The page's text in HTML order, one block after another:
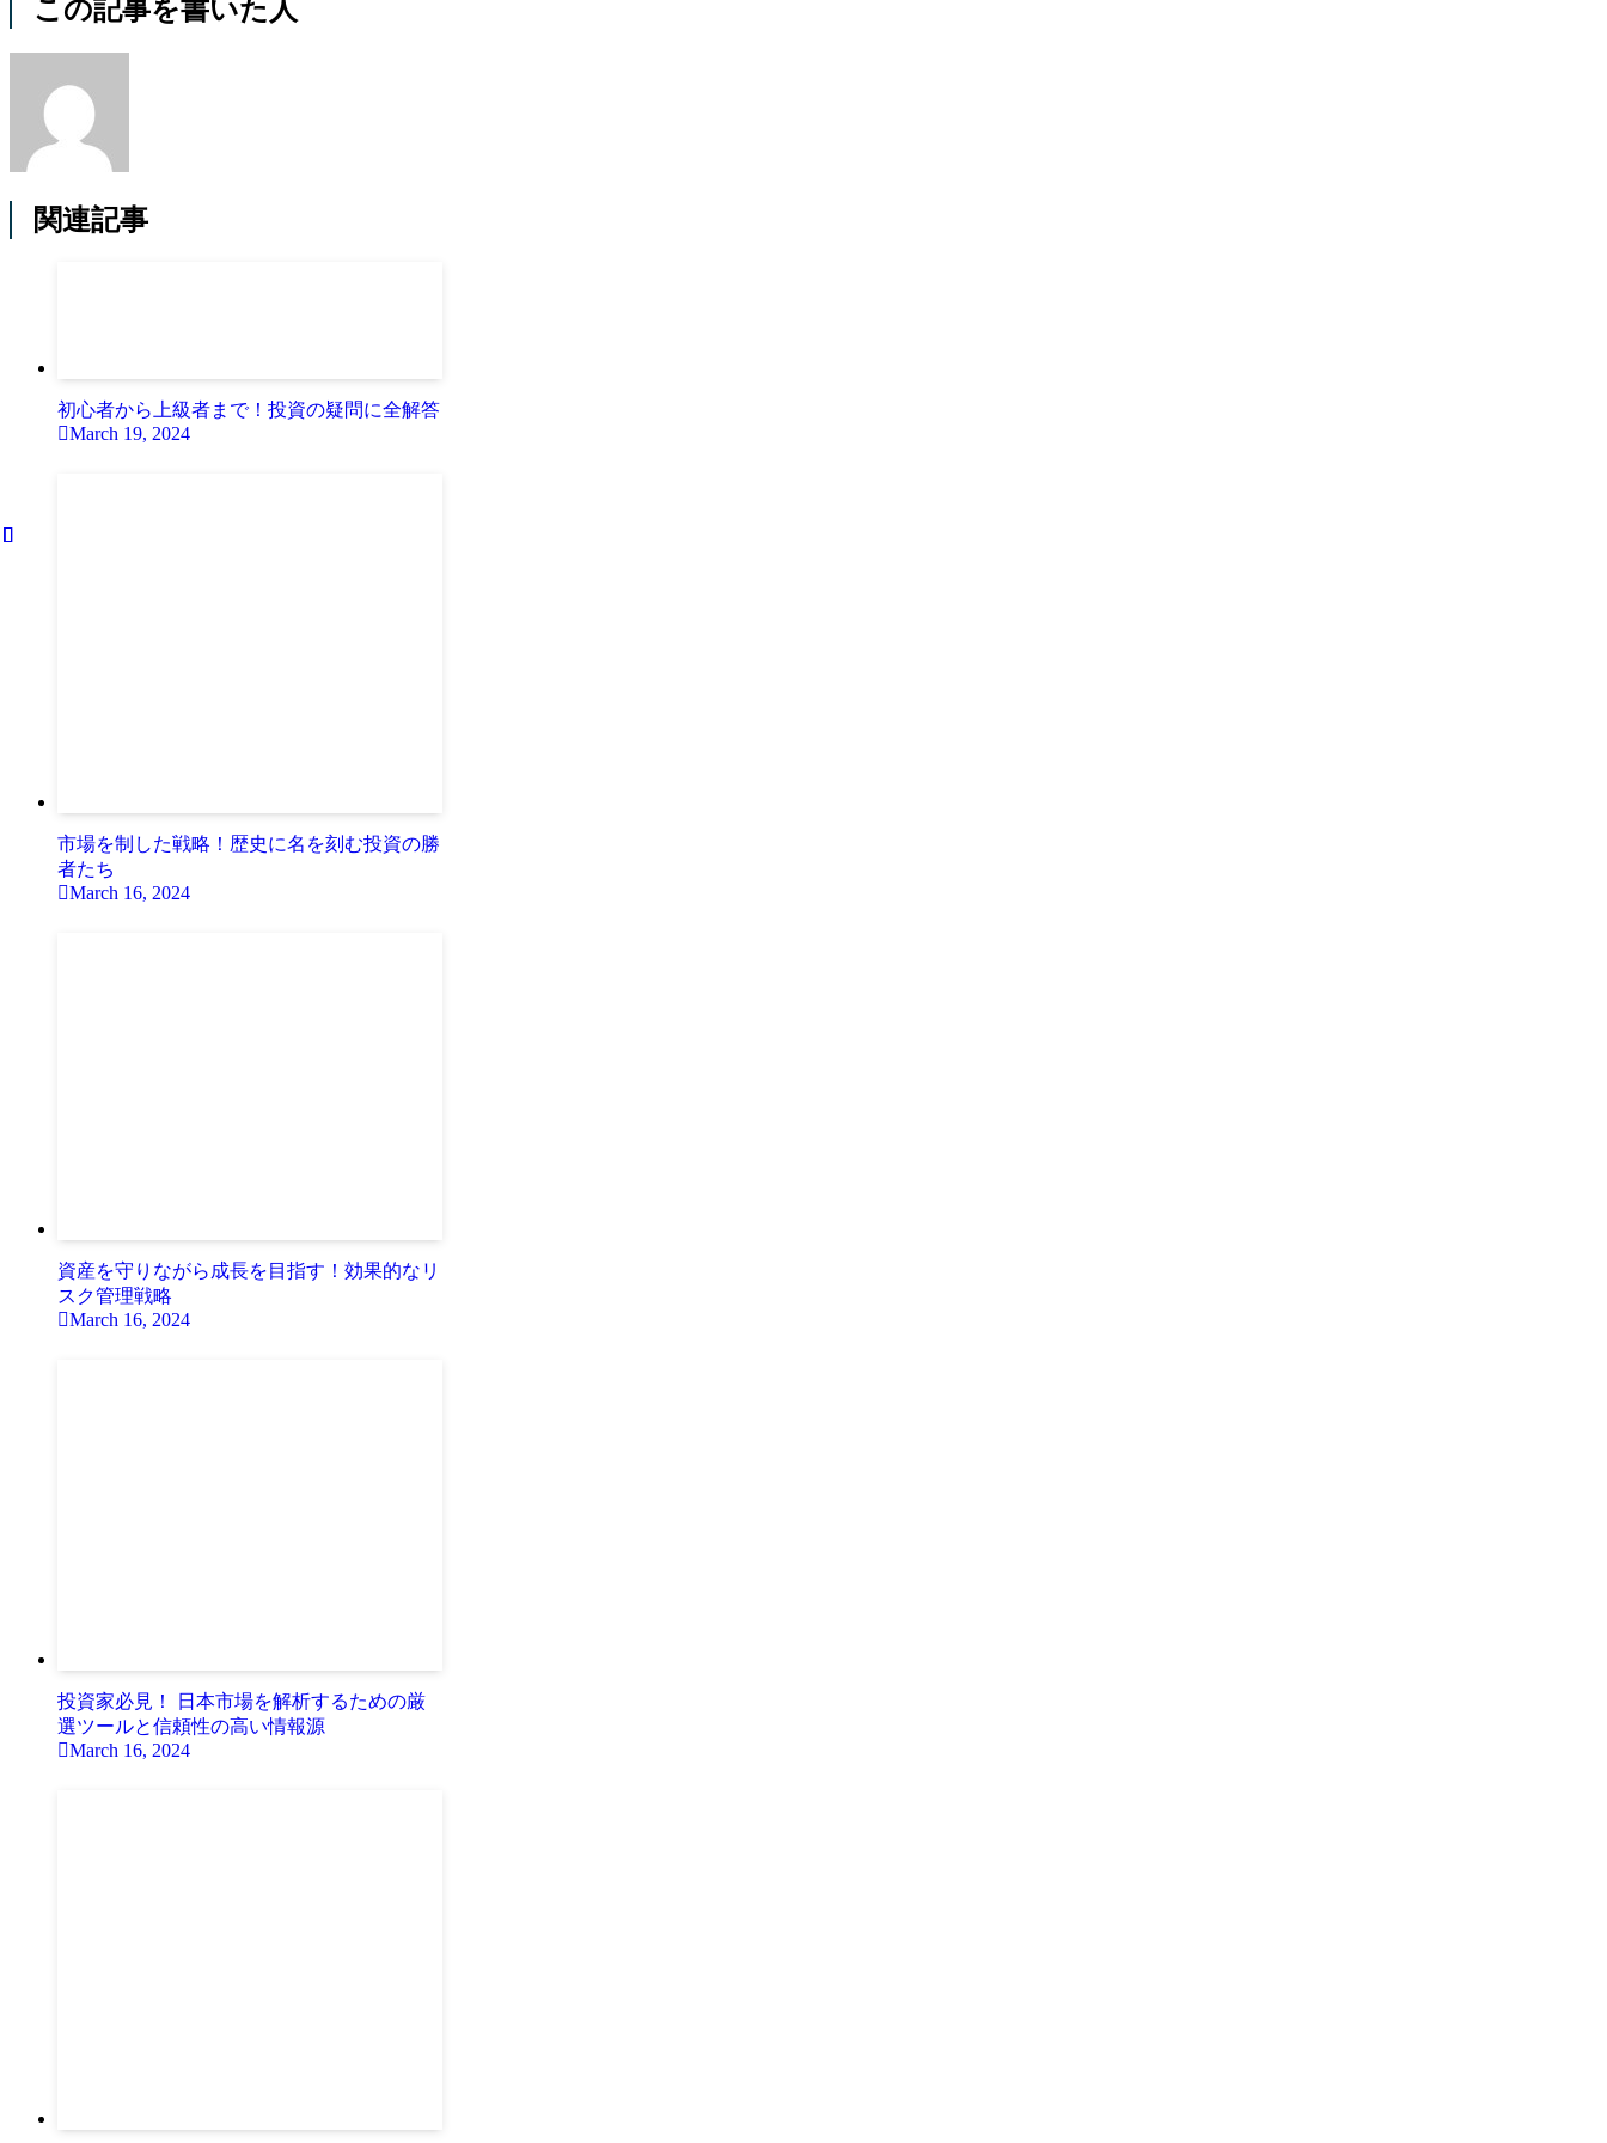
この記事を書いた人
関連記事
初心者から上級者まで！投資の疑問に全解答
March 19, 2024
市場を制した戦略！歴史に名を刻む投資の勝
者たち
March 16, 2024
資産を守りながら成長を目指す！効果的なリ
スク管理戦略
March 16, 2024
投資家必見！ 日本市場を解析するための厳
選ツールと信頼性の高い情報源
March 16, 2024